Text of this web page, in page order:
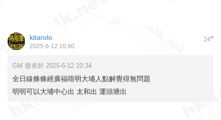
24#
kitarolo
2025-6-12 10:40
GM 發表於 2025-6-12 10:34
全日線條條經廣福唔明大埔人點解覺得無問題
明明可以大埔中心出 太和出 運頭塘出